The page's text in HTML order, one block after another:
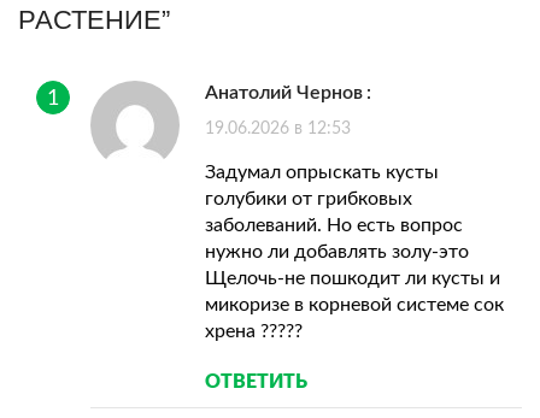
РАСТЕНИЕ”
Анатолий Чернов :
19.06.2026 в 12:53
Задумал опрыскать кусты
голубики от грибковых
заболеваний. Но есть вопрос
нужно ли добавлять золу-это
Щелочь-не пошкодит ли кусты и
микоризе в корневой системе сок
хрена ?????
ОТВЕТИТЬ